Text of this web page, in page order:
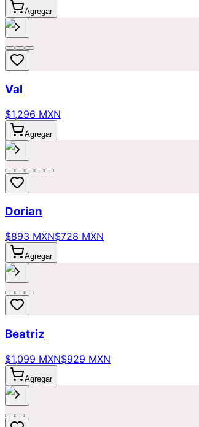
Agregar
Val
$1,296 MXN
Agregar
Dorian
$893 MXN$728 MXN
Agregar
Beatriz
$1,099 MXN$929 MXN
Agregar